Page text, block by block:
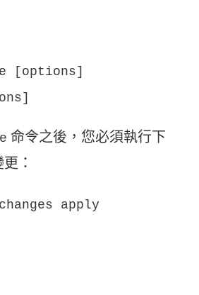
[options]
命令之後，您必須執行下
：
apply